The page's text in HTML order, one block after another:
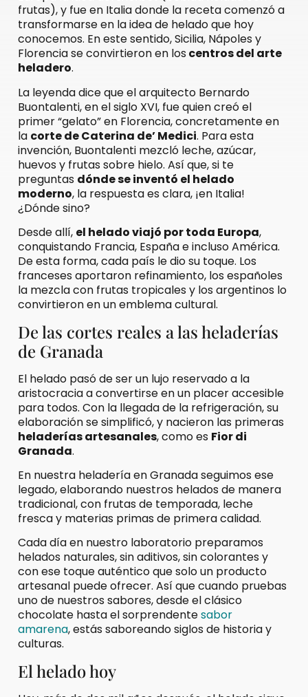
frutas), y fue en Italia donde la receta comenzó a
transformarse en la idea de helado que hoy
conocemos. En este sentido, Sicilia, Nápoles y
Florencia se convirtieron en loscentros del arte
heladero.
La leyenda dice que el arquitecto Bernardo
Buontalenti, en el siglo XVI, fue quien creó el
primer “gelato” en Florencia, concretamente en
la corte de Caterina de’ Medici. Para esta
invención, Buontalenti mezcló leche, azúcar,
huevos y frutas sobre hielo. Así que, si te
preguntas dónde se inventó el helado
moderno, la respuesta es clara, ¡en Italia!
¿Dónde sino?
Desde allí, el helado viajó por toda Europa,
conquistando Francia, España e incluso América.
De esta forma, cada país le dio su toque. Los
franceses aportaron refinamiento, los españoles
la mezcla con frutas tropicales y los argentinos lo
convirtieron en un emblema cultural.
De las cortes reales a las heladerías
de Granada
El helado pasó de ser un lujo reservado a la
aristocracia a convertirse en un placer accesible
para todos. Con la llegada de la refrigeración, su
elaboración se simplificó, y nacieron las primeras
heladerías artesanales, como es Fior di
Granada.
En nuestra heladería en Granada seguimos ese
legado, elaborando nuestros helados de manera
tradicional, con frutas de temporada, leche
fresca y materias primas de primera calidad.
Cada día en nuestro laboratorio preparamos
helados naturales, sin aditivos, sin colorantes y
con ese toque auténtico que solo un producto
artesanal puede ofrecer. Así que cuando pruebas
uno de nuestros sabores, desde el clásico
chocolate hasta el sorprendentesabor
amarena, estás saboreando siglos de historia y
culturas.
El helado hoy